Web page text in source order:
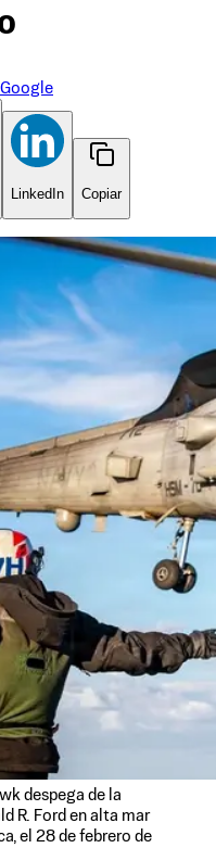
LinkedIn Copiar
despega de la
R. Ford en alta mar
el 28 de febrero de